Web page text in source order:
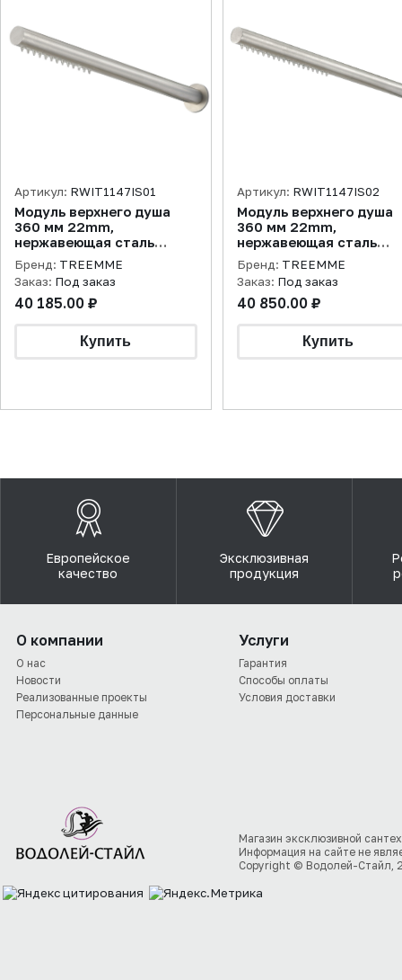
Артикул: RWIT1147IS01
Модуль верхнего душа
360 мм 22mm,
нержавеющая сталь
брашированная
Бренд: TREEMME
Заказ: Под заказ
40 185.00 ₽
Артикул: RWIT1147IS02
Модуль верхнего душа
360 мм 22mm,
нержавеющая сталь
брашированная
Бренд: TREEMME
Заказ: Под заказ
40 850.00 ₽
Европейское
качество
Эксклюзивная
продукция
О компании
О нас
Новости
Реализованные проекты
Персональные данные
Услуги
Гарантия
Способы оплаты
Условия доставки
Магазин эксклюзивной
Информация на сайте не
Copyright © Водолей-Стайл,